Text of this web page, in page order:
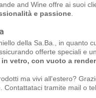
and Wine offre ai suoi
e passione
della Sa.Ba., in quanto
offerte speciali e un
vetro, con vuoto a
ma vivi all'estero?
Contattataci tramite mail o